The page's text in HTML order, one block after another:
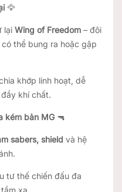
🦅
lại Wing of Freedom – đôi
thể bung ra hoặc gập
khớp linh hoạt, dễ
khí chất.
kém bản MG 🔫
sabers, shield và hệ
tư thế chiến đấu đa
xa.